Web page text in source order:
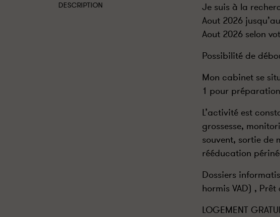
DESCRIPTION
Je suis à la
Aout 2026
Aout 2026 selon
Possibilité de
Mon cabinet se
1 pour
L’activité est
grossesse,
souvent, sortie de
rééducation
Dossiers
hormis VAD) ,
LOGEMENT